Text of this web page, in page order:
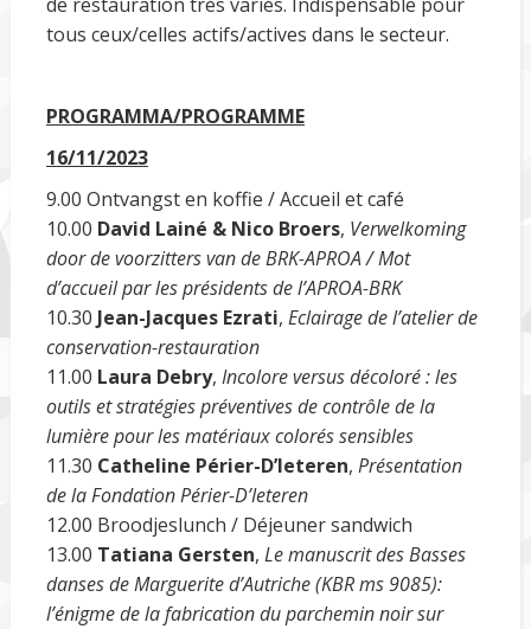
tous ceux/celles actifs/actives dans le secteur.
PROGRAMMA/PROGRAMME
16/11/2023
9.00 Ontvangst en koffie / Accueil et café
10.00 David Lainé & Nico Broers, Verwelkoming
door de voorzitters van de BRK-APROA / Mot
d’accueil par les présidents de l’APROA-BRK
10.30 Jean-Jacques Ezrati, Eclairage de l’atelier de
conservation-restauration
11.00 Laura Debry, Incolore versus décoloré : les
outils et stratégies préventives de contrôle de la
lumière pour les matériaux colorés sensibles
11.30 Catheline Périer-D’Ieteren, Présentation
de la Fondation Périer-D’Ieteren
12.00 Broodjeslunch / Déjeuner sandwich
13.00 Tatiana Gersten, Le manuscrit des Basses
danses de Marguerite d’Autriche (KBR ms 9085):
l’énigme de la fabrication du parchemin noir sur